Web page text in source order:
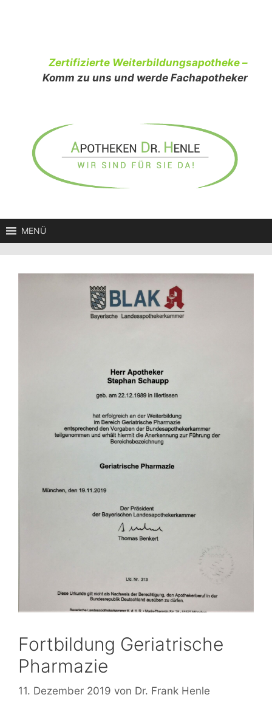
Zertifizierte Weiterbildungsapotheke –
Komm zu uns und werde Fachapotheker
MENÜ
Fortbildung Geriatrische
Pharmazie
11. Dezember 2019 von Dr. Frank Henle